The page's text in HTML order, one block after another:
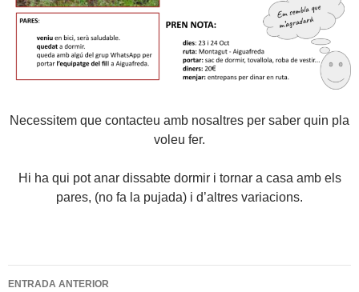
Necessitem que contacteu amb nosaltres per saber quin pla
voleu fer.
Hi ha qui pot anar dissabte dormir i tornar a casa amb els
pares, (no fa la pujada) i d’altres variacions.
Navegació
ENTRADA ANTERIOR